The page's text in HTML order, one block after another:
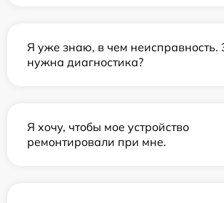
Я уже знаю, в чем неисправность.
нужна диагностика?
Я хочу, чтобы мое устройство
ремонтировали при мне.